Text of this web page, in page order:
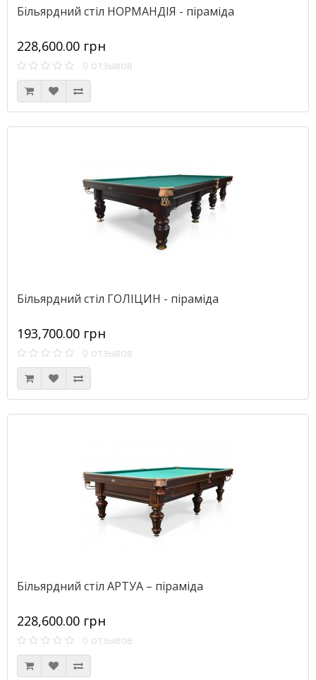
Більярдний стіл НОРМАНДІЯ - піраміда
228,600.00 грн
0 отзывов
Більярдний стіл ГОЛІЦИН - піраміда
193,700.00 грн
0 отзывов
Більярдний стіл АРТУА – піраміда
228,600.00 грн
0 отзывов